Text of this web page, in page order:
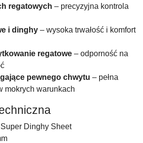
regatowych – precyzyjna kontrola
i dinghy – wysoka trwałość i komfort
regatowe – odporność na
pewnego chwytu – pełna
mokrych warunkach
Dinghy Sheet